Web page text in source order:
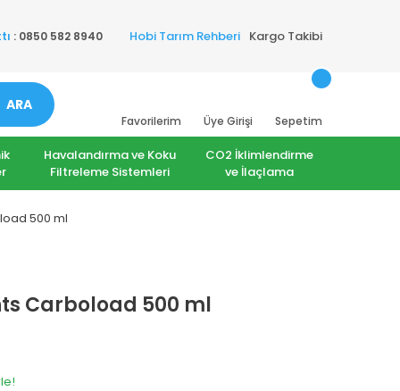
: 0850 582 8940 Hobi Tarım Rehberi Kargo Takibi
ARA
Favorilerim Üye Girişi Sepetim
Havalandırma ve Koku
Filtreleme Sistemleri
CO2 İklimlendirme
ve İlaçlama
500 ml
Carboload 500 ml